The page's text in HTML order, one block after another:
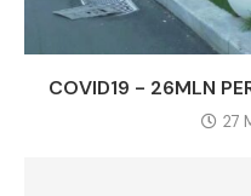
COVID19 - 26MLN
27